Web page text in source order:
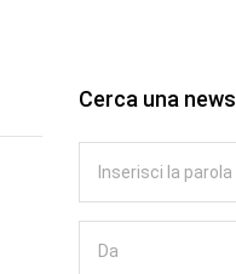
Cerca una news